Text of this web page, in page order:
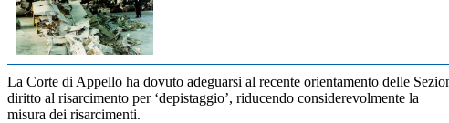
La Corte di Appello ha dovuto adeguarsi al recente orientamento delle
diritto al risarcimento per ‘depistaggio’, riducendo considerevolmente la
misura dei risarcimenti.